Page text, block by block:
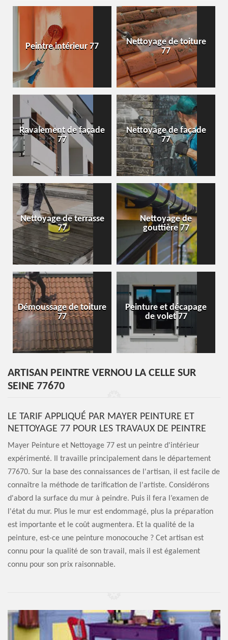
Peintre intérieur 77
Nettoyage de toiture
77
Ravalement de façade
77
Nettoyage de façade
77
Nettoyage de terrasse
77
Nettoyage de
gouttière 77
Démoussage de toiture
77
Peinture et décapage
de volet 77
ARTISAN PEINTRE VERNOU LA CELLE SUR
SEINE 77670
LE TARIF APPLIQUÉ PAR MAYER PEINTURE ET
NETTOYAGE 77 POUR LES TRAVAUX DE PEINTRE
Mayer Peinture et Nettoyage 77 est un peintre d'intérieur
expérimenté. Il travaille principalement dans le département
77670. Sur la base des connaissances de l'artisan, il est facile de
connaître la méthode de tarification de l'artiste. Considérons
d'abord la surface du mur à peindre. Puis il fera l’examen de
l'état du mur. Plus le mur est endommagé, plus la préparation
est importante et le coût augmentera. Et la qualité de la
peinture, est-ce une peinture monocouche ? Cet artisan est
connu pour la qualité de son travail, mais il est également
connu pour son prix raisonnable.